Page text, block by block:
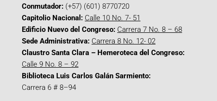
Conmutador: (+57) (601) 8770720
Capitolio Nacional: Calle 10 No. 7- 51
Edificio Nuevo del Congreso: Carrera 7 No. 8 – 68
Sede Administrativa: Carrera 8 No. 12- 02
Claustro Santa Clara – Hemeroteca del Congreso:
Calle 9 No. 8 – 92
Biblioteca Luis Carlos Galán Sarmiento:
Carrera 6 # 8–94